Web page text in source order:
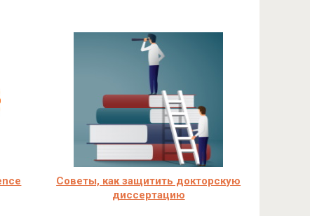
Советы, как защитить докторскую
диссертацию